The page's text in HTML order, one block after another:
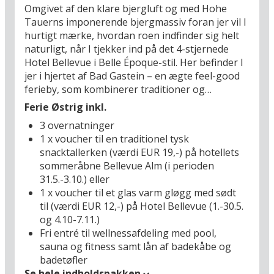
Med en børneklub får du en ferie, hvor børnene trives og har
masser af aktiviteter at vælge imellem, samtidig med at de voksne
kan nyde ro, afslapning og tid sammen som familie. Hoteller med
børneklub gør det muligt at skabe en perfekt balance mellem leg,
læring, motion og afslapning, og samtidig oplever man alt fra
spændende udflugtsmål og naturoplevelser til sjove
arrangementer på hotellet. En ferie med børneklub giver derfor
både børn og voksne oplevelser og minder, som familien vil huske
og tale om i mange år frem.
Omgivet af den klare bjergluft og med Hohe
Tauerns imponerende bjergmassiv foran jer vil I
hurtigt mærke, hvordan roen indfinder sig helt
naturligt, når I tjekker ind på det 4-stjernede
Hotel Bellevue i Belle Époque-stil. Her befinder I
jer i hjertet af Bad Gastein – en ægte feel-good
ferieby, som kombinerer traditioner og
modernitet med historisk elegance – perfekt til
sommerferien! Mange barer, restauranter og
kulturelle højdepunkter skaber en spændende
kontrast til den naturskønne idyl og giver Bad
Gastein en umiskendelig charme. Det termiske
vand, som springer direkte op fra undergrunden
ved foden af Graukogel, er rigt på værdifulde
mineraler og har i århundreder været en
hjørnesten i Gasteinerdalens stolte tradition
som spa-destination.
Her bor I midt i byens centrum, ikke langt fra
Bad Gasteins vandfald, og træder direkte ud i
Ferie Østrig inkl.
3 overnatninger
1 x voucher til en traditionel tysk
snacktallerken (værdi EUR 19,-) på hotellets
sommeråbne Bellevue Alm (i perioden
31.5.-3.10.) eller
1 x voucher til et glas varm gløgg med sødt
til (værdi EUR 12,-) på Hotel Bellevue (1.-30.5.
og 4.10-7.11.)
Fri entré til wellnessafdeling med pool,
sauna og fitness samt lån af badekåbe og
badetøfler